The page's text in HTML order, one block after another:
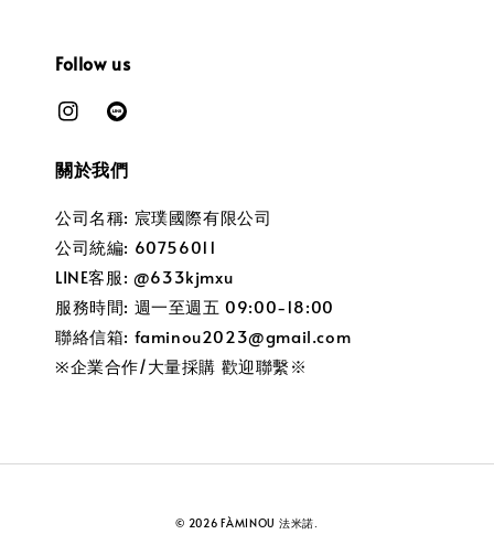
Follow us
關於我們
公司名稱: 宸璞國際有限公司
公司統編: 60756011
LINE客服: @633kjmxu
服務時間: 週一至週五 09:00-18:00
聯絡信箱: faminou2023@gmail.com
※企業合作/大量採購 歡迎聯繫※
© 2026 FÀMINOU 法米諾.